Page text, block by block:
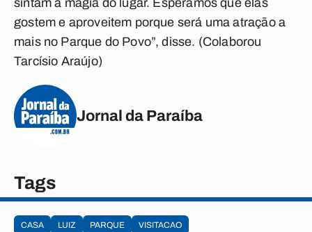
sintam a magia do lugar. Esperamos que elas
gostem e aproveitem porque será uma atração a
mais no Parque do Povo”, disse. (Colaborou
Tarcísio Araújo)
Jornal da Paraíba
Tags
CASA LUIZ PARQUE VISITACAO